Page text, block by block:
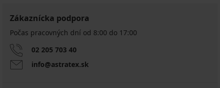
5PACK
slipov
Bambusové
slipy
Petrol
bezšvové
15,99
€
Bambusové
Blue
16,99
€
3PACK
Bavlnené
slipy
14,49
€
3PACK
Slipy
Phillips
20,99
3PACK
Bavlnené
slipy
8,70
€
3PACK
Slipy
Martin
€
18,99
Zákaznícka podpora
Počas pracovných dní od 8:00 do 17:00
02 205 703 40
info@astratex.sk